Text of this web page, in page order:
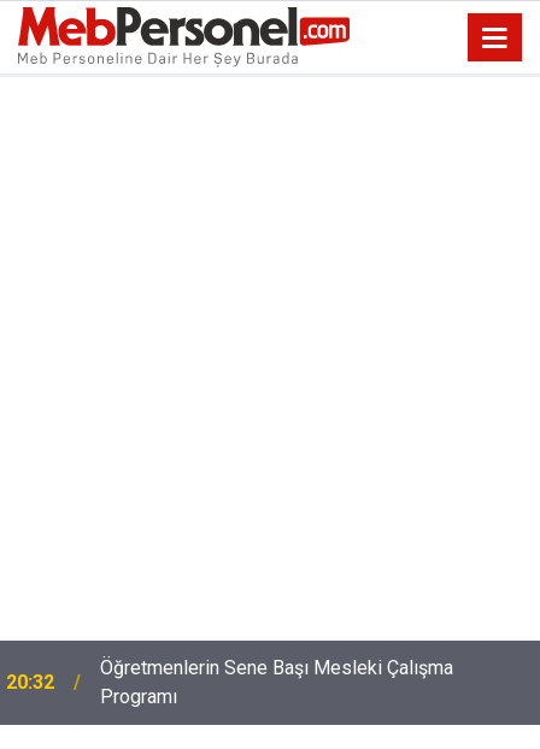
20:02
Okullarda Yeni Dönem: 81 İlde 30 Bin Güvenlik
Personeli Alınıyor! Şartlar Belli Oldu